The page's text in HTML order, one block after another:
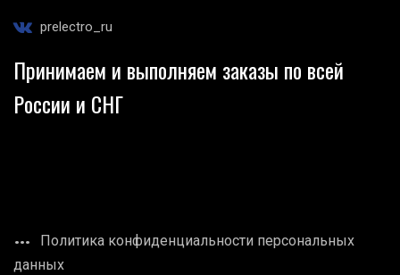
prelectro_ru
Принимаем и выполняем заказы по всей
России и СНГ
Политика конфиденциальности персональных
данных